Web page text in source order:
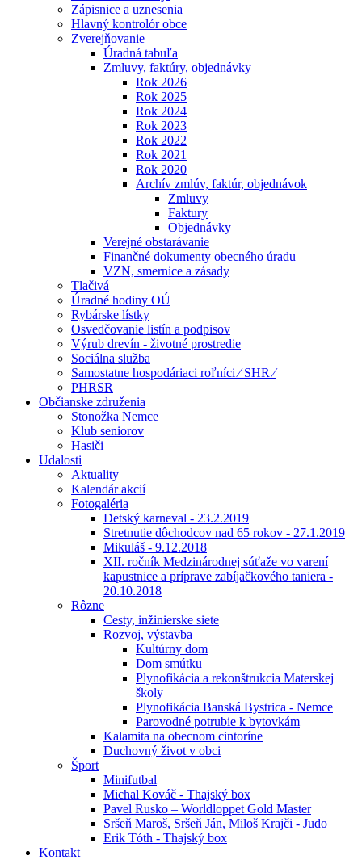
Zápisnice a uznesenia
Hlavný kontrolór obce
Zverejňovanie
Úradná tabuľa
Zmluvy, faktúry, objednávky
Rok 2026
Rok 2025
Rok 2024
Rok 2023
Rok 2022
Rok 2021
Rok 2020
Archív zmlúv, faktúr, objednávok
Zmluvy
Faktury
Objednávky
Verejné obstarávanie
Finančné dokumenty obecného úradu
VZN, smernice a zásady
Tlačivá
Úradné hodiny OÚ
Rybárske lístky
Osvedčovanie listín a podpisov
Výrub drevín - životné prostredie
Sociálna služba
Samostatne hospodáriaci roľníci ⁄ SHR ⁄
PHRSR
Občianske združenia
Stonožka Nemce
Klub seniorov
Hasiči
Udalosti
Aktuality
Kalendár akcií
Fotogaléria
Detský karneval - 23.2.2019
Stretnutie dôchodcov nad 65 rokov - 27.1.2019
Mikuláš - 9.12.2018
XII. ročník Medzinárodnej súťaže vo varení
kapustnice a príprave zabíjačkového taniera -
20.10.2018
Rôzne
Cesty, inžinierske siete
Rozvoj, výstavba
Kultúrny dom
Dom smútku
Plynofikácia a rekonštrukcia Materskej
školy
Plynofikácia Banská Bystrica - Nemce
Parovodné potrubie k bytovkám
Kalamita na obecnom cintoríne
Duchovný život v obci
Šport
Minifutbal
Michal Kováč - Thajský box
Pavel Rusko – Worldloppet Gold Master
Sršeň Maroš, Sršeň Ján, Miloš Krajči - Judo
Erik Tóth - Thajský box
Kontakt